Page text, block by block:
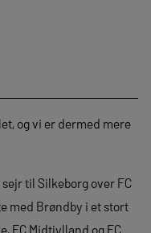
og vi er dermed mere
til Silkeborg over FC
med Brøndby i et stort
FC Midtjylland og FC